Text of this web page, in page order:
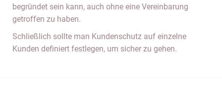
begründet sein kann, auch ohne eine Vereinbarung
getroffen zu haben.
Schließlich sollte man Kundenschutz auf einzelne
Kunden definiert festlegen, um sicher zu gehen.